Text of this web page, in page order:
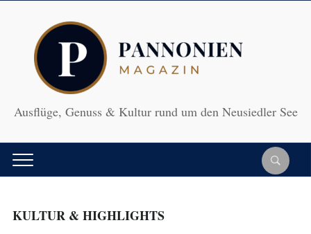
Ausflüge, Genuss & Kultur rund um den Neusiedler See
KULTUR & HIGHLIGHTS